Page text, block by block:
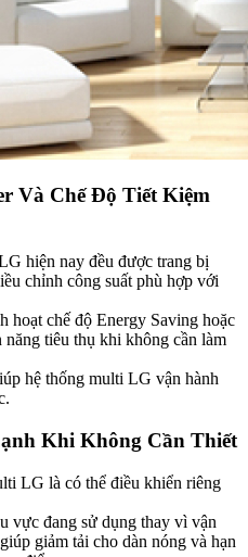
Và Chế Độ Tiết Kiệm
hiện nay đều được trang bị
chỉnh công suất phù hợp với
hoạt chế độ Energy Saving hoặc
năng tiêu thụ khi không cần làm
hệ thống multi LG vận hành
Khi Không Cần Thiết​
LG là có thể điều khiển riêng
vực đang sử dụng thay vì vận
giảm tải cho dàn nóng và hạn